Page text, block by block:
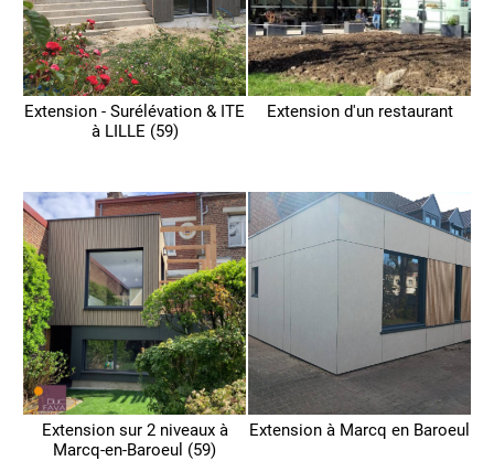
Extension - Surélévation & ITE
à LILLE (59)
Extension d'un restaurant
Extension sur 2 niveaux à
Marcq-en-Baroeul (59)
Extension à Marcq en Baroeul